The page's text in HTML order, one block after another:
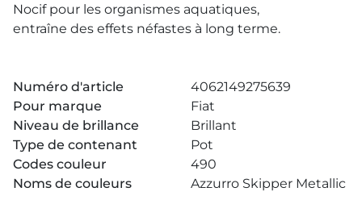
Nocif pour les organismes aquatiques,
entraîne des effets néfastes à long terme.
Numéro d'article
4062149275639
Pour marque
Fiat
Niveau de brillance
Brillant
Type de contenant
Pot
Codes couleur
490
Noms de couleurs
Azzurro Skipper Metallic